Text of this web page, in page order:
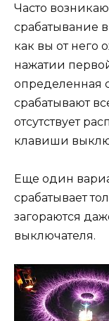
Часто
срабатывание
как вы от него
нажатии
определенная
срабатывают
отсутствует
клавиши
Еще один
срабатывает
загораются
выключателя.